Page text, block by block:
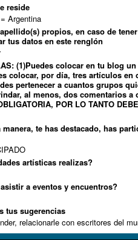
reside
Argentina
propios, en caso de
tus datos en este renglón
(1)Puedes colocar en tu blog
colocar, por día, tres artículos en
pertenecer a cuantos grupos
al menos, dos comentarios a
POR LO TANTO
te has destacado, has
artísticas realizas?
a eventos y encuentros?
tus sugerencias
relacionarle con escritores del